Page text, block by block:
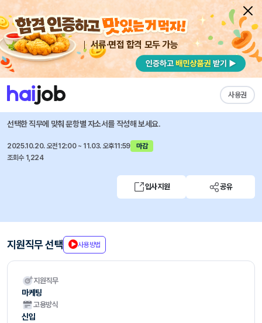
서류·면접 합격 모두 가능
사용권
채용공고 자소서 자유항목 자소서 내 작성목록
JYP 엔터테인먼트
JYP 엔터테인먼트 공개 채용
선택한 직무에 맞춰 문항별 자소서를 작성해 보세요.
2025.10.20. 오전12:00 ~ 11.03. 오후11:59
마감
조회수 1,224
입사지원 공유
지원직무 선택 사용방법
지원직무
마케팅
고용방식
신입